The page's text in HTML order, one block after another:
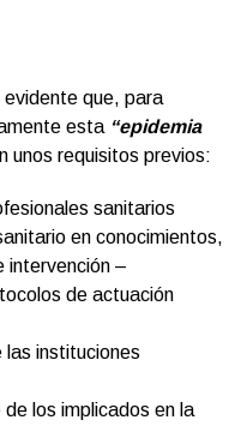
que, para
esta “epidemia
unos requisitos previos:
sanitarios
en conocimientos,
intervención –
de actuación
las instituciones
los implicados en la